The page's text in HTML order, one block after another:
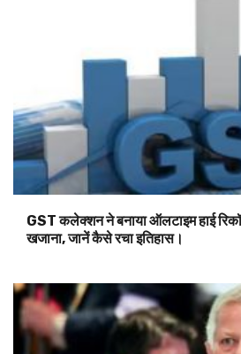
GST कलेक्शन ने बनाया ऑलटाइम हाई
खजाना, जानें कैसे रचा इतिहास।